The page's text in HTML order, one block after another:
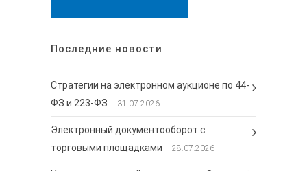
Последние новости
Стратегии на электронном аукционе по 44-
ФЗ и 223-ФЗ
31.07.2026
Электронный документооборот с
торговыми площадками
28.07.2026